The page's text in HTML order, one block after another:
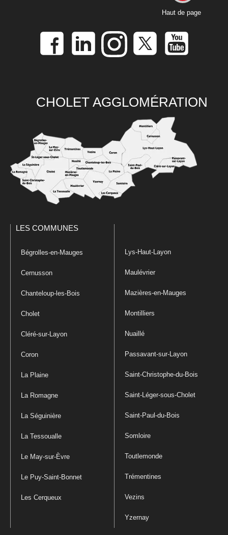
Haut de page
CHOLET AGGLOMÉRATION
LES COMMUNES
Bégrolles-en-Mauges
Cernusson
Chanteloup-les-Bois
Cholet
Cléré-sur-Layon
Coron
La Plaine
La Romagne
La Séguinière
La Tessoualle
Le May-sur-Èvre
Le Puy-Saint-Bonnet
Les Cerqueux
Lys-Haut-Layon
Maulévrier
Mazières-en-Mauges
Montilliers
Nuaillé
Passavant-sur-Layon
Saint-Christophe-du-Bois
Saint-Léger-sous-Cholet
Saint-Paul-du-Bois
Somloire
Toutlemonde
Trémentines
Vezins
Yzernay